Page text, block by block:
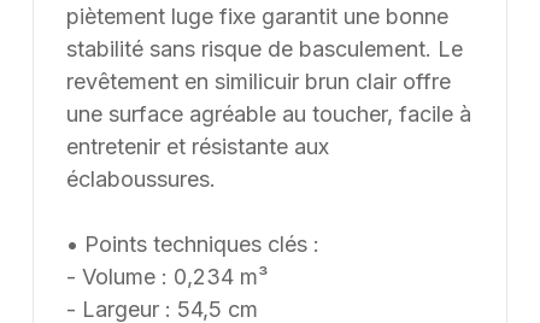
piètement luge fixe garantit une bonne
stabilité sans risque de basculement. Le
revêtement en similicuir brun clair offre
une surface agréable au toucher, facile à
entretenir et résistante aux
éclaboussures.
• Points techniques clés :
- Volume : 0,234 m³
- Largeur : 54,5 cm